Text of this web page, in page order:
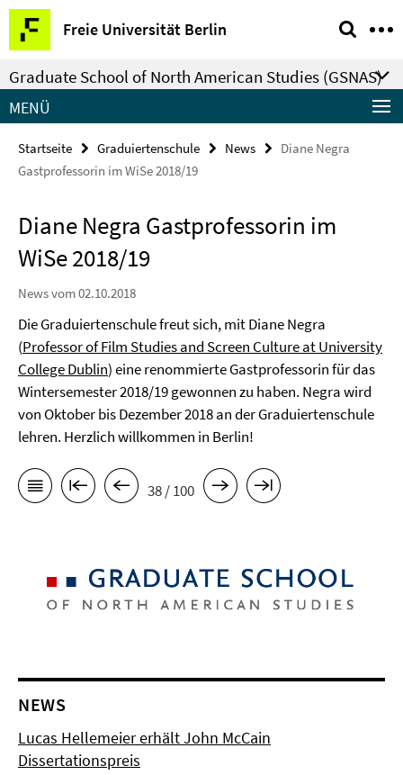
Springe
direkt
zu
Inhalt
Freie Universität Berlin
Service-
Navigation
Graduate School of North American Studies (GSNAS)
MENÜ
Startseite Graduiertenschule News
Diane Negra
Gastprofessorin im WiSe 2018/19
Diane Negra Gastprofessorin im
WiSe 2018/19
News vom 02.10.2018
Die Graduiertenschule freut sich, mit Diane Negra
(Professor of Film Studies and Screen Culture at University
College Dublin) eine renommierte Gastprofessorin für das
Wintersemester 2018/19 gewonnen zu haben. Negra wird
von Oktober bis Dezember 2018 an der Graduiertenschule
lehren. Herzlich willkommen in Berlin!
38 / 100
NEWS
Lucas Hellemeier erhält John McCain
Dissertationspreis